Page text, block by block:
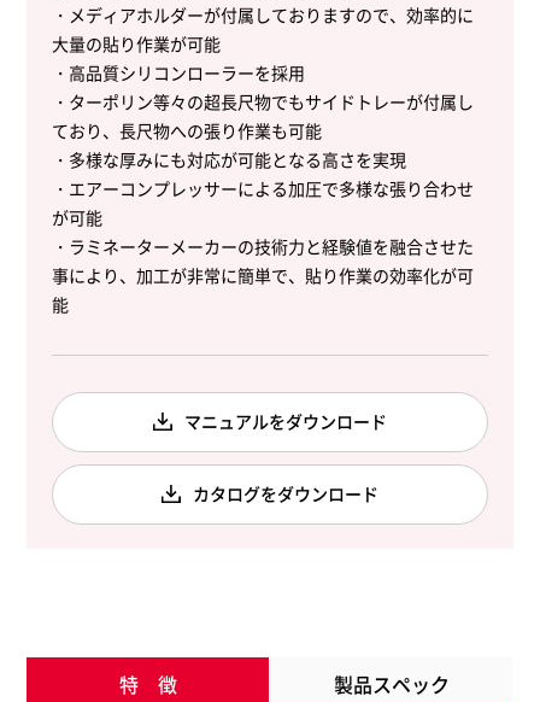
・メディアホルダーが付属しておりますので、効率的に
大量の貼り作業が可能
・高品質シリコンローラーを採用
・ターポリン等々の超長尺物でもサイドトレーが付属し
ており、長尺物への張り作業も可能
・多様な厚みにも対応が可能となる高さを実現
・エアーコンプレッサーによる加圧で多様な張り合わせ
が可能
・ラミネーターメーカーの技術力と経験値を融合させた
事により、加工が非常に簡単で、貼り作業の効率化が可
能
マニュアルをダウンロード
カタログをダウンロード
特 徴 製品スペック